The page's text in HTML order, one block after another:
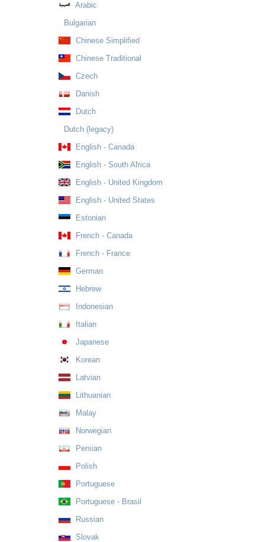
Arabic
Bulgarian
Chinese Simplified
Chinese Traditional
Czech
Danish
Dutch
Dutch (legacy)
English - Canada
English - South Africa
English - United Kingdom
English - United States
Estonian
French - Canada
French - France
German
Hebrew
Indonesian
Italian
Japanese
Korean
Latvian
Lithuanian
Malay
Norwegian
Persian
Polish
Portuguese
Portuguese - Brasil
Russian
Slovak